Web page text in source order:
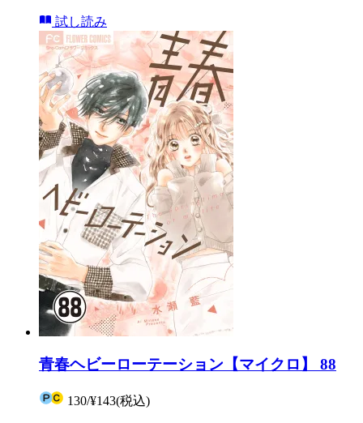
試し読み
青春ヘビーローテーション【マイクロ】 88
130/¥143(税込)